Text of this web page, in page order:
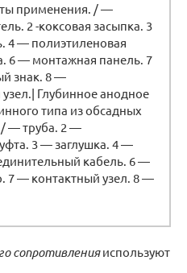
применения. / —
2 -коксовая засыпка. 3
4 — полиэтиленовая
6 — монтажная панель. 7
знак. 8 —
Глубинное анодное
типа из обсадных
/ — труба. 2 —
3 — заглушка. 4 —
кабель. 6 —
7 — контактный узел. 8 —
сопротивленияиспользуют